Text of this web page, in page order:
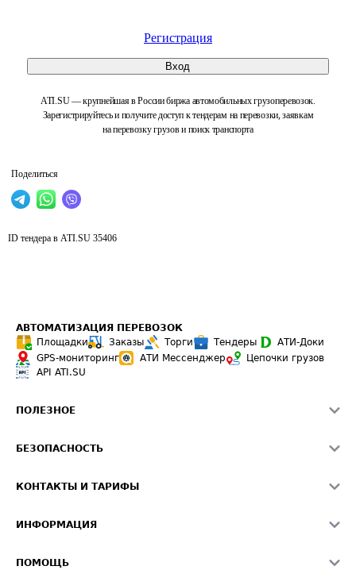
Регистрация
Вход
ATI.SU — крупнейшая в России биржа автомобильных грузоперевозок.
Зарегистрируйтесь и получите доступ к тендерам на перевозки, заявкам
на перевозку грузов и поиск транспорта
Поделиться
ID тендера в ATI.SU 35406
АВТОМАТИЗАЦИЯ ПЕРЕВОЗОК
Площадки
Заказы Торги Тендеры
АТИ-Доки
GPS-мониторинг
АТИ Мессенджер
Цепочки грузов
API ATI.SU
ПОЛЕЗНОЕ
Звезды ATI.SU на вашем сайте
Средние ставки
БЕЗОПАСНОСТЬ
Светофор+
О формировании Паспорта
КОНТАКТЫ И ТАРИФЫ
Реклама на сайте
ИНФОРМАЦИЯ
ПОМОЩЬ